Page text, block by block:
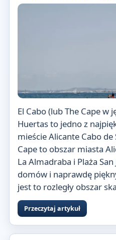
El Cabo (lub The Cape w
Huertas to jedno z
mieście Alicante Cabo de
Cape to obszar miasta
La Almadraba i Plaża
domów i naprawdę
jest to rozległy obszar
Przeczytaj artykuł